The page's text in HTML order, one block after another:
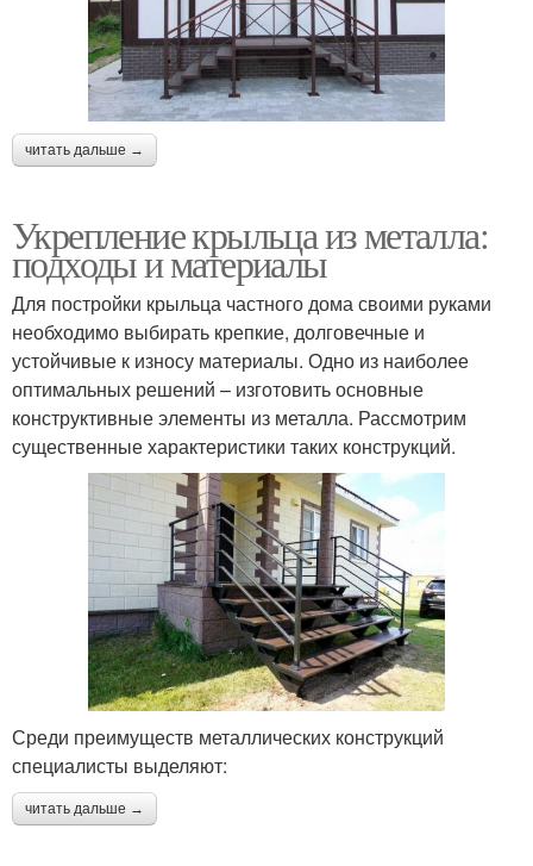
читать дальше →
Укрепление крыльца из металла:
подходы и материалы
Для постройки крыльца частного дома своими руками
необходимо выбирать крепкие, долговечные и
устойчивые к износу материалы. Одно из наиболее
оптимальных решений – изготовить основные
конструктивные элементы из металла. Рассмотрим
существенные характеристики таких конструкций.
Среди преимуществ металлических конструкций
специалисты выделяют:
читать дальше →